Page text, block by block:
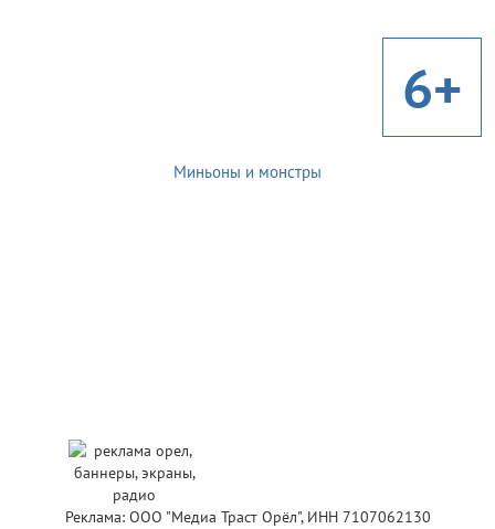
6+
Миньоны и монстры
Реклама: ООО "Медиа Траст Орёл", ИНН 7107062130